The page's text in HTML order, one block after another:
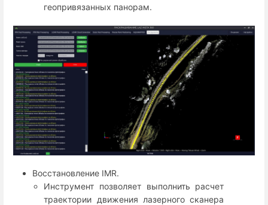
геопривязанных панорам.
Восстановление IMR.
Инструмент позволяет выполнить расчет
траектории движения лазерного сканера